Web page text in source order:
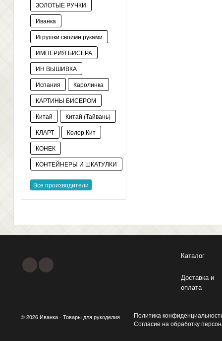
ЗОЛОТЫЕ РУЧКИ
Иванка
Игрушки своими руками
ИМПЕРИЯ БИСЕРА
ИН ВЫШИВКА
Испания
Каролинка
КАРТИНЫ БИСЕРОМ
Китай
Китай (Тайвань)
КЛАРТ
Колор Кит
КОНЕК
КОНТЕЙНЕРЫ И ШКАТУЛКИ
Все производители
Каталог
Доставка и
оплата
© 2026 Иванка - Товары для рукоделия
Политика
Согласие на обработку